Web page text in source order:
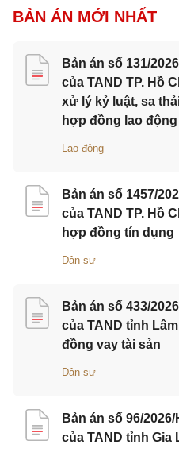
BẢN ÁN MỚI NHẤT
Bản án số 131/
của TAND TP. Hồ
xử lý kỷ luật, sa
hợp đồng lao động
Lao động
Bản án số 1457/
của TAND TP. Hồ
hợp đồng tín dụng
Dân sự
Bản án số 433/
của TAND tỉnh
đồng vay tài sản
Dân sự
Bản án số 96/
của TAND tỉnh Gia